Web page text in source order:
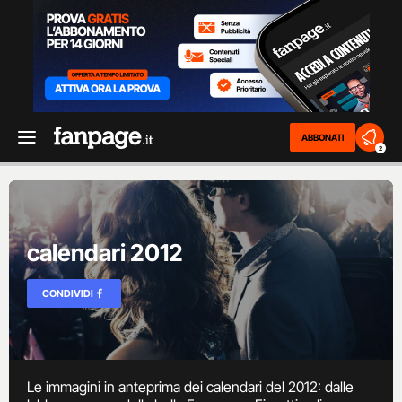
ABBONATI
2
calendari 2012
CONDIVIDI
Le immagini in anteprima dei calendari del 2012: dalle